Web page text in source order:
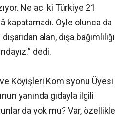
Ne acı ki Türkiye 21
kapatamadı. Öyle olunca da
alan, dışa bağımlılığı
dedi.
Köyişleri Komisyonu Üyesi
yanında gıdayla ilgili
da yok mu? Var, özellikle